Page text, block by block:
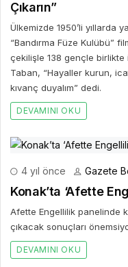
Çıkarın”
Ülkemizde 1950’li yıllarda
“Bandırma Füze Kulübü”
çekilişle 138 gençle birlikte
Taban, “Hayaller kurun,
kıvanç duyalım” dedi.
DEVAMINI OKU
4 yıl önce Gazete
Konak’ta ‘Afette
Afette Engellilik panelinde
çıkacak sonuçları
DEVAMINI OKU